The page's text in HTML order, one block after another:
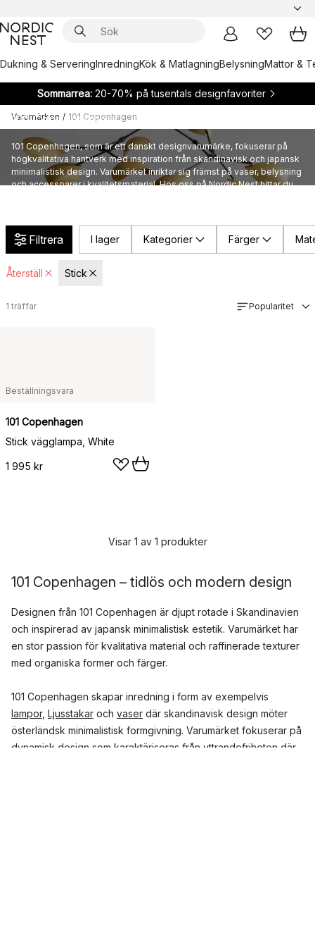
Dukning & ServeringInredningKök & MatlagningBelysningMattor &
Sommarrea:20-70% på tusentals designfavoriter
Varumärken / 101 Copenhagen
101 Copenhagen
101 Copenhagen, som är ett danskt designvarumärke, fokuserar på
högkvalitativa hantverk med inspiration från skandinavisk och japansk
minimalistisk design. Varumärket inriktar sig främst på vaser, belysning
och accessoarer i kvalitetsmaterial. Hos oss på Nordic Nest hittar du
Filtrera I lager Kategorier Färger
Återställ Stick
1 träffar Popularitet
Beställningsvara
101 Copenhagen
Stick vägglampa, White
1 995 kr
Visar 1 av 1 produkter
101 Copenhagen – tidlös och modern design
Designen från 101 Copenhagen är djupt rotade i Skandinavien
och inspirerad av japansk minimalistisk estetik. Varumärket har
en stor passion för kvalitativa material och raffinerade texturer
med organiska former och färger.
101 Copenhagen skapar inredning i form av exempelvis
lampor, Ljusstakar och vaser där skandinavisk design möter
österländsk minimalistisk formgivning. Varumärket fokuserar på
dynamisk design som karaktäriseras från yttrandefriheten där